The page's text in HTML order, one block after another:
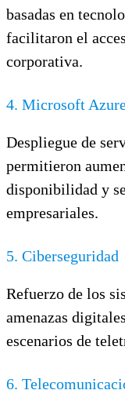
basadas en
facilitaron el
corporativa.
4. Microsoft
Despliegue de
permitieron
disponibilidad y
empresariales.
5. Ciberseguridad
Refuerzo de los
amenazas
escenarios de
6.